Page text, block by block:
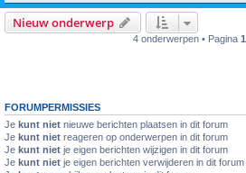
Nieuw onderwerp
4 onderwerpen • Pagina 1
FORUMPERMISSIES
Je kunt niet nieuwe berichten plaatsen in dit forum
Je kunt niet reageren op onderwerpen in dit forum
Je kunt niet je eigen berichten wijzigen in dit forum
Je kunt niet je eigen berichten verwijderen in dit forum